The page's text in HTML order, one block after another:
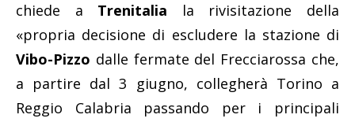
chiede a Trenitalia la rivisitazione della
«propria decisione di escludere la stazione di
Vibo-Pizzo dalle fermate del Frecciarossa che,
a partire dal 3 giugno, collegherà Torino a
Reggio Calabria passando per i principali